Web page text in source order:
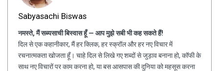
Sabyasachi Biswas
नमस्ते, मैं सब्यसाची बिस्वास हूँ — आप मुझे सबी भी कह सकते हैं!
दिल से एक कहानीकार, मैं हर क्लिक, हर स्क्रॉल और हर नए विचार में
रचनात्मकता खोजता हूँ। चाहे दिल से लिखे गए शब्दों से जुड़ाव बनाना हो, कॉफी के
साथ नए विचारों पर काम करना हो, या बस आसपास की दुनिया को महसूस करना